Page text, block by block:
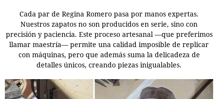
Cada par de Regina Romero pasa por manos expertas.
Nuestros zapatos no son producidos en serie, sino con
precisión y paciencia. Este proceso artesanal —que preferimos
llamar maestría— permite una calidad imposible de replicar
con máquinas, pero que además suma la delicadeza de
detalles únicos, creando piezas inigualables.